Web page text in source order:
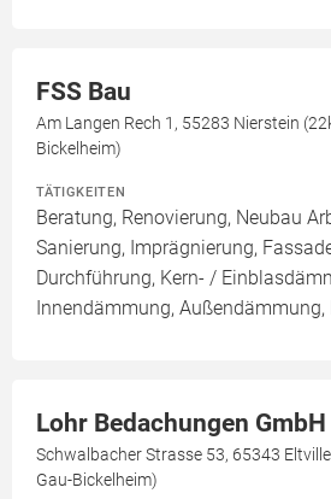
FSS Bau
Am Langen Rech 1, 55283 Nierstein
Bickelheim)
TÄTIGKEITEN
Beratung, Renovierung, Neubau
Sanierung, Imprägnierung,
Durchführung, Kern- /
Innendämmung,
Lohr Bedachungen GmbH
Schwalbacher Strasse 53, 65343
Gau-Bickelheim)